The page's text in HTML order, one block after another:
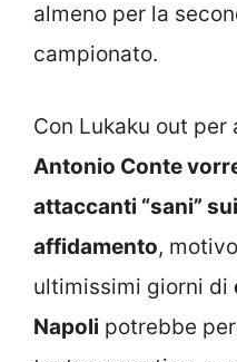
almeno per la
campionato.
Con Lukaku out per
Antonio Conte
attaccanti “sani”
affidamento,
ultimissimi giorni di
Napoli potrebbe